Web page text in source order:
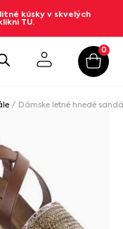
kúsky v skvelých
TU.
0
/ Dámske letné hnedé